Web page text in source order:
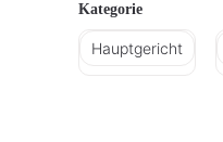
Kategorie
Hauptgericht